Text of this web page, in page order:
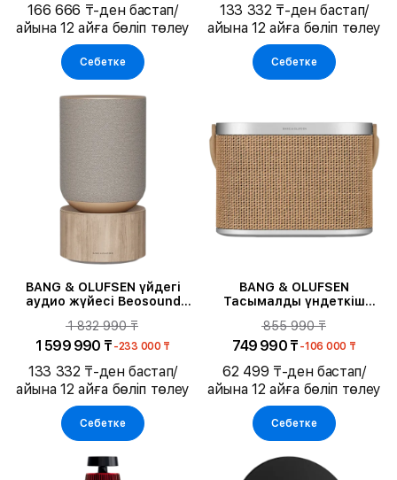
166 666 ₸-ден бастап/
айына 12 айға бөліп төлеу
Себетке
133 332 ₸-ден бастап/
айына 12 айға бөліп төлеу
Себетке
BANG & OLUFSEN үйдегі
аудио жүйесі Beosound
1 832 990 ₸
1 599 990 ₸ -233 000 ₸
133 332 ₸-ден бастап/
айына 12 айға бөліп төлеу
Себетке
BANG & OLUFSEN
Тасымалды үндеткіш
Weave
855 990 ₸
749 990 ₸ -106 000 ₸
62 499 ₸-ден бастап/
айына 12 айға бөліп төлеу
Себетке